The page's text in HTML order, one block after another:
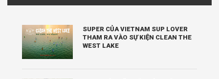
SUPER CỦA VIETNAM SUP LOVER
THAM RA VÀO SỰ KIỆN CLEAN THE
WEST LAKE